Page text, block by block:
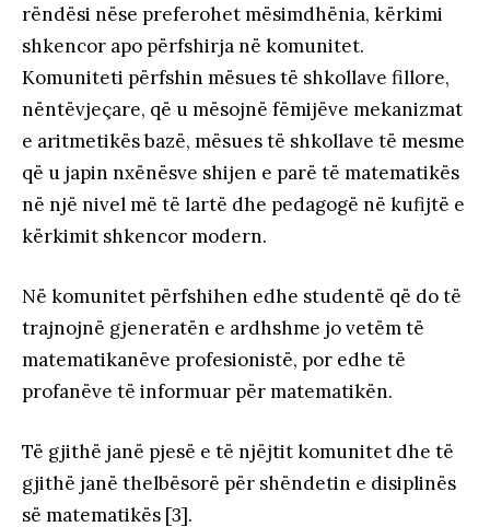
rëndësi nëse preferohet mësimdhënia, kërkimi
shkencor apo përfshirja në komunitet.
Komuniteti përfshin mësues të shkollave fillore,
nëntëvjeçare, që u mësojnë fëmijëve mekanizmat
e aritmetikës bazë, mësues të shkollave të mesme
që u japin nxënësve shijen e parë të matematikës
në një nivel më të lartë dhe pedagogë në kufijtë e
kërkimit shkencor modern.
Në komunitet përfshihen edhe studentë që do të
trajnojnë gjeneratën e ardhshme jo vetëm të
matematikanëve profesionistë, por edhe të
profanëve të informuar për matematikën.
Të gjithë janë pjesë e të njëjtit komunitet dhe të
gjithë janë thelbësorë për shëndetin e disiplinës
së matematikës [3].